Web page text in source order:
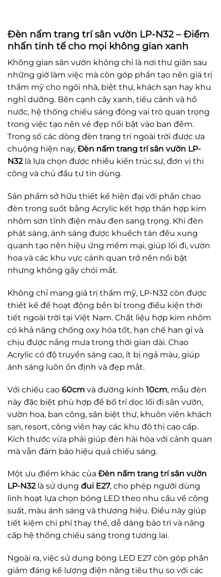
Đèn nấm trang trí sân vườn LP-N32 – Điểm
nhấn tinh tế cho mọi không gian xanh
Không gian sân vườn không chỉ là nơi thư giãn sau
những giờ làm việc mà còn góp phần tạo nên giá trị
thẩm mỹ cho ngôi nhà, biệt thự, khách sạn hay khu
nghỉ dưỡng. Bên cạnh cây xanh, tiểu cảnh và hồ
nước, hệ thống chiếu sáng đóng vai trò quan trọng
trong việc tạo nên vẻ đẹp nổi bật vào ban đêm.
Trong số các dòng đèn trang trí ngoài trời được ưa
chuộng hiện nay, Đèn nấm trang trí sân vườn LP-
N32là lựa chọn được nhiều kiến trúc sư, đơn vị thi
công và chủ đầu tư tin dùng.
Sản phẩm sở hữu thiết kế hiện đại với phần chao
đèn trong suốt bằng Acrylic kết hợp thân hợp kim
nhôm sơn tĩnh điện màu đen sang trọng. Khi đèn
phát sáng, ánh sáng được khuếch tán đều xung
quanh tạo nên hiệu ứng mềm mại, giúp lối đi, vườn
hoa và các khu vực cảnh quan trở nên nổi bật
nhưng không gây chói mắt.
Không chỉ mang giá trị thẩm mỹ, LP-N32 còn được
thiết kế để hoạt động bền bỉ trong điều kiện thời
tiết ngoài trời tại Việt Nam. Chất liệu hợp kim nhôm
có khả năng chống oxy hóa tốt, hạn chế han gỉ và
chịu được nắng mưa trong thời gian dài. Chao
Acrylic có độ truyền sáng cao, ít bị ngả màu, giúp
ánh sáng luôn ổn định và đẹp mắt.
Với chiều cao 60cm và đường kính 10cm, mẫu đèn
này đặc biệt phù hợp để bố trí dọc lối đi sân vườn,
vườn hoa, ban công, sân biệt thự, khuôn viên khách
sạn, resort, công viên hay các khu đô thị cao cấp.
Kích thước vừa phải giúp đèn hài hòa với cảnh quan
mà vẫn đảm bảo hiệu quả chiếu sáng.
Một ưu điểm khác của Đèn nấm trang trí sân vườn
LP-N32là sử dụng đui E27, cho phép người dùng
linh hoạt lựa chọn bóng LED theo nhu cầu về công
suất, màu ánh sáng và thương hiệu. Điều này giúp
tiết kiệm chi phí thay thế, dễ dàng bảo trì và nâng
cấp hệ thống chiếu sáng trong tương lai.
Ngoài ra, việc sử dụng bóng LED E27 còn góp phần
giảm đáng kể lượng điện năng tiêu thụ so với các